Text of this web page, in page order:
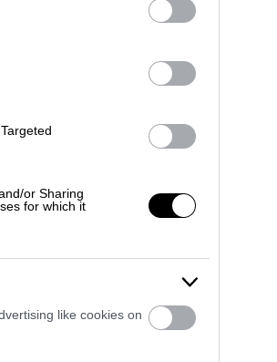
or Sharing
for which it
like cookies on
, con cinture di sicurezza per
, i quali indicano il nome della
alle persone in sedie a rotelle e
passeggeri con disabilitàe sulle
a rotelle epromuovere
il viaggio più facile e confortevole.